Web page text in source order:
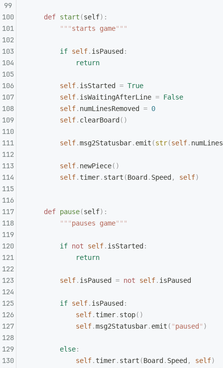
    def
start (self):
        """
starts game"""
        if
self. isPaused :
            return
        self
. isStarted = True
        self
. isWaitingAfterLine = False
        self
. numLinesRemoved = 0
        self
. clearBoard ()
        self
.msg2Statusbar. emit (str(self.
        self
. newPiece()
        self
. timer. start (Board . Speed , self)
    def
pause(self):
        """
pauses game"""
        if
not self. isStarted :
            return
        self
. isPaused = not self. isPaused
        if
self. isPaused :
            self
. timer. stop()
            self
.msg2Statusbar. emit ( "paused " )
        else
:
            self
. timer. start (Board . Speed , self)